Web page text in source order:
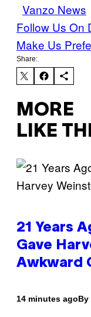
Vanzo News
Follow Us On
Make Us
Share:
MORE
LIKE
21 Years
Gave
Awkward
14 minutes agoBy